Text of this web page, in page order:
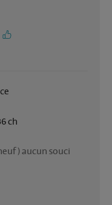
ch
) aucun souci